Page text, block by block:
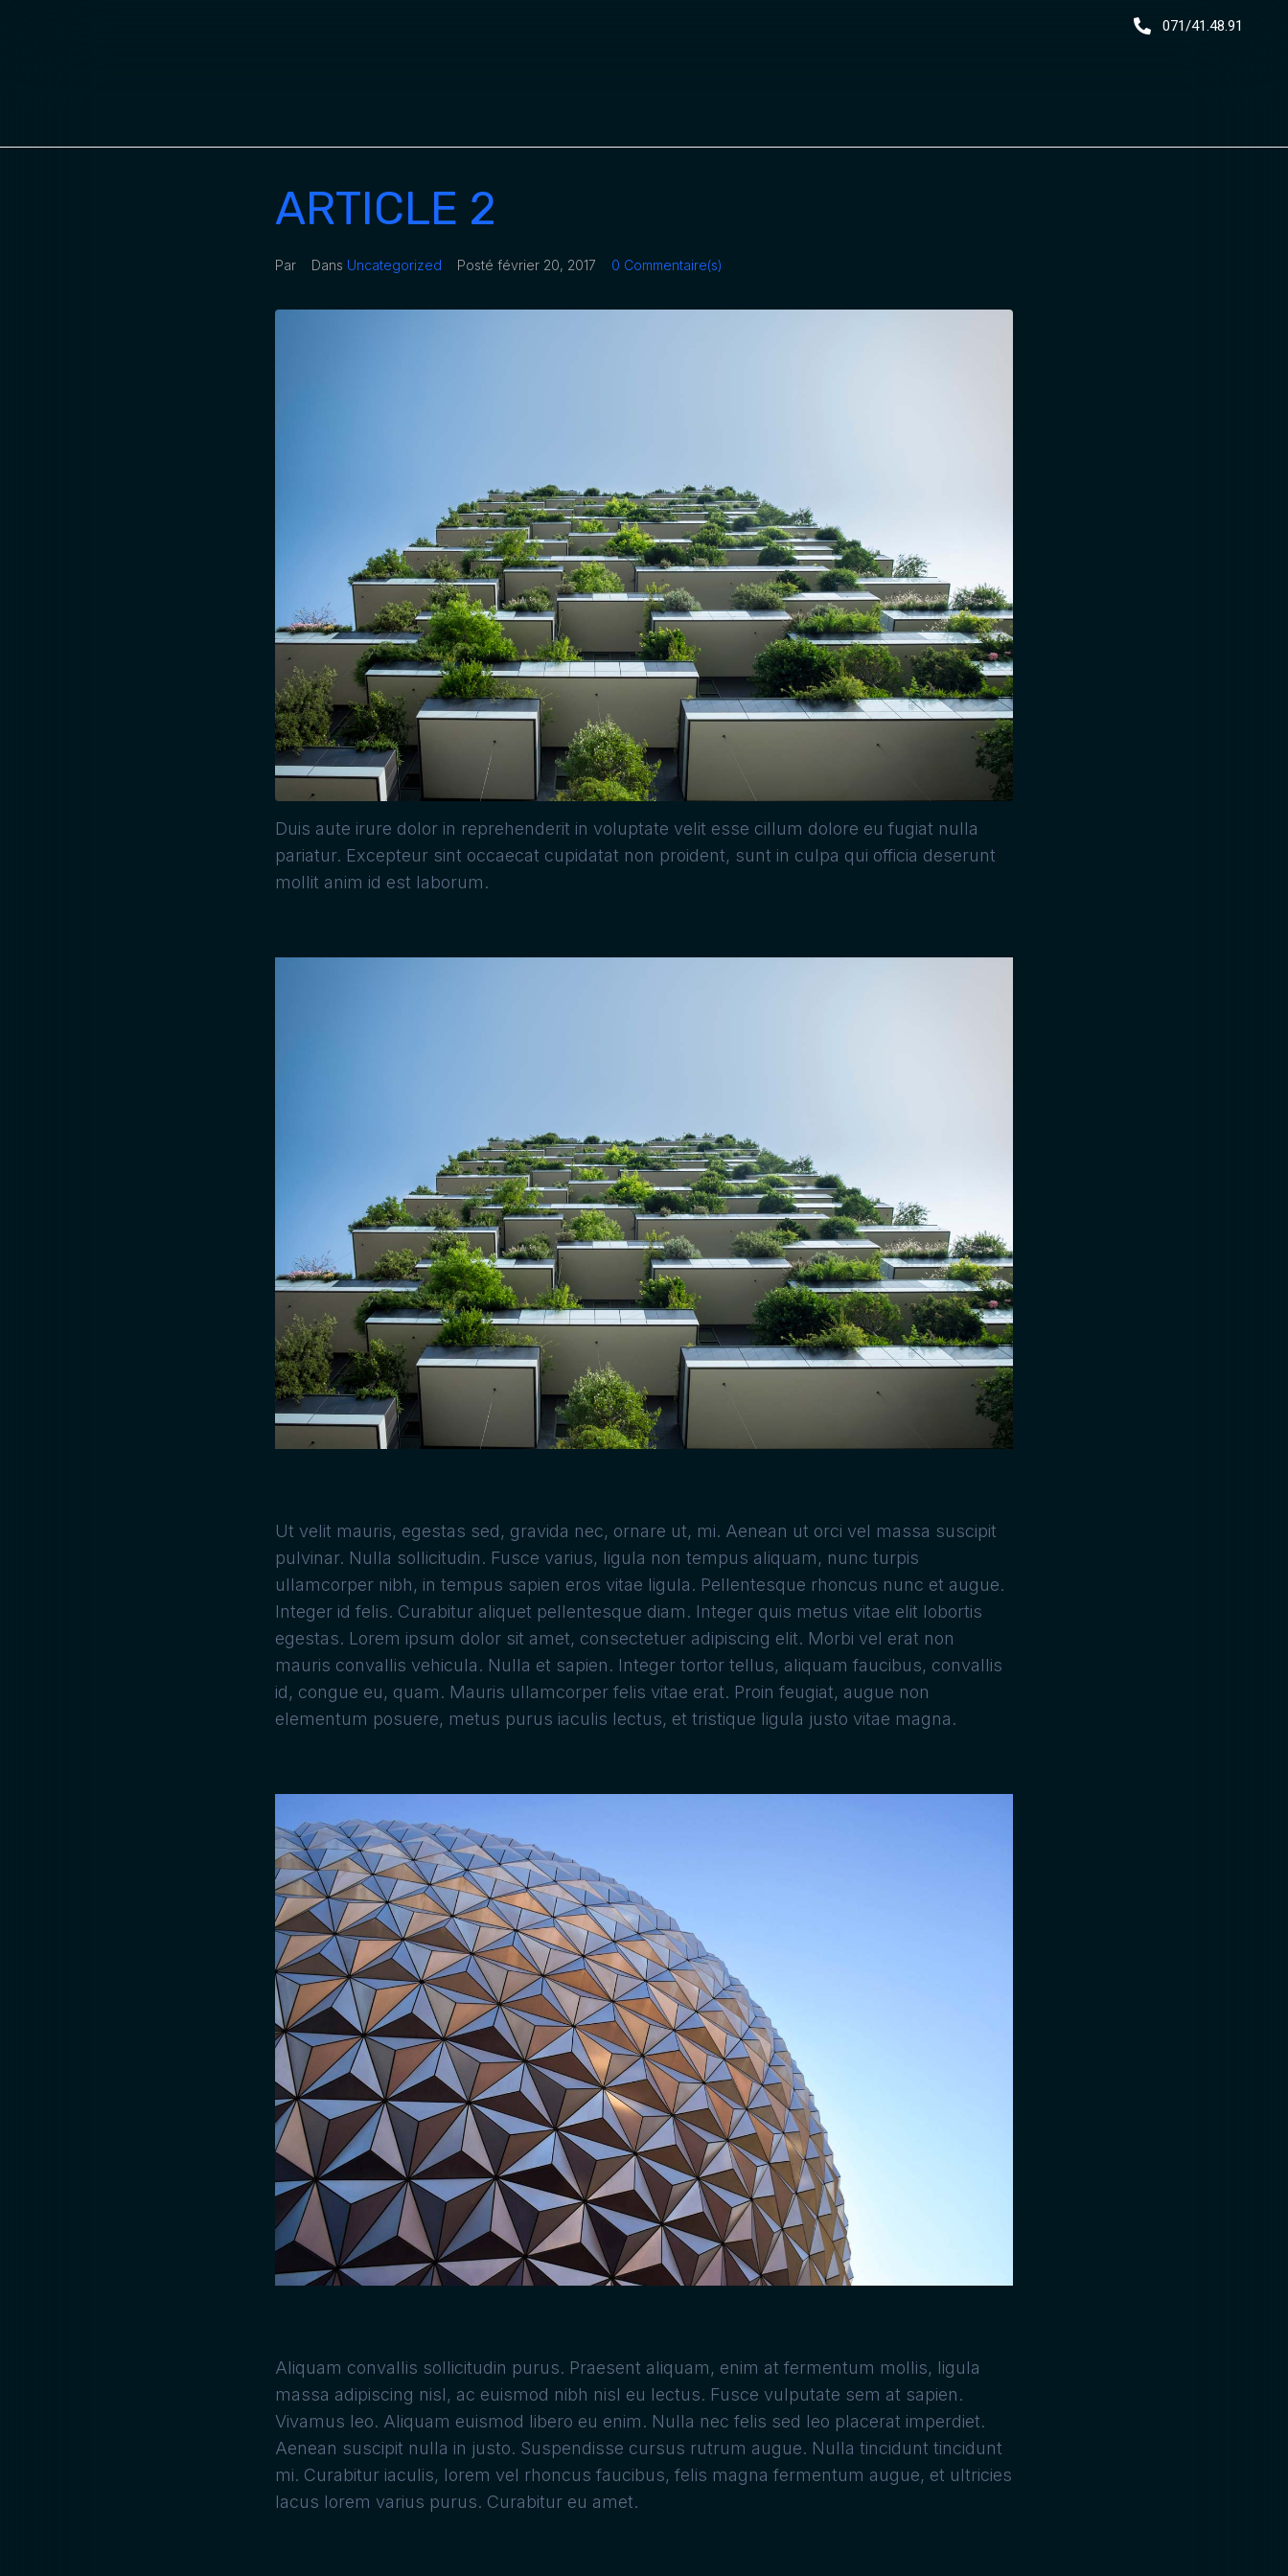
071/41.48.91
ARTICLE 2
Par Dans Uncategorized Posté février 20, 2017 0 Commentaire(s)
Duis aute irure dolor in reprehenderit in voluptate velit esse cillum dolore eu fugiat nulla
pariatur. Excepteur sint occaecat cupidatat non proident, sunt in culpa qui officia deserunt
mollit anim id est laborum.
Ut velit mauris, egestas sed, gravida nec, ornare ut, mi. Aenean ut orci vel massa suscipit
pulvinar. Nulla sollicitudin. Fusce varius, ligula non tempus aliquam, nunc turpis
ullamcorper nibh, in tempus sapien eros vitae ligula. Pellentesque rhoncus nunc et augue.
Integer id felis. Curabitur aliquet pellentesque diam. Integer quis metus vitae elit lobortis
egestas. Lorem ipsum dolor sit amet, consectetuer adipiscing elit. Morbi vel erat non
mauris convallis vehicula. Nulla et sapien. Integer tortor tellus, aliquam faucibus, convallis
id, congue eu, quam. Mauris ullamcorper felis vitae erat. Proin feugiat, augue non
elementum posuere, metus purus iaculis lectus, et tristique ligula justo vitae magna.
Aliquam convallis sollicitudin purus. Praesent aliquam, enim at fermentum mollis, ligula
massa adipiscing nisl, ac euismod nibh nisl eu lectus. Fusce vulputate sem at sapien.
Vivamus leo. Aliquam euismod libero eu enim. Nulla nec felis sed leo placerat imperdiet.
Aenean suscipit nulla in justo. Suspendisse cursus rutrum augue. Nulla tincidunt tincidunt
mi. Curabitur iaculis, lorem vel rhoncus faucibus, felis magna fermentum augue, et ultricies
lacus lorem varius purus. Curabitur eu amet.